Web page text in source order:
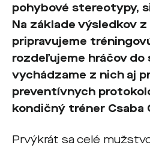
pohybové stereotypy,
Na základe výsledkov
pripravujeme
rozdeľujeme hráčov do
vychádzame z nich aj
preventívnych
kondičný tréner Csaba
Prvýkrát sa celé